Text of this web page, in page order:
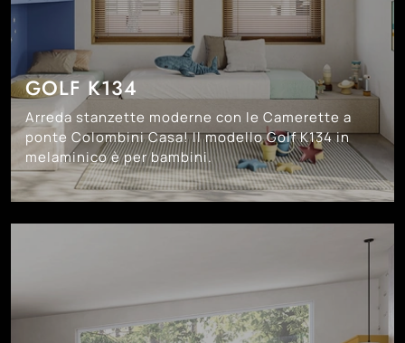
GOLF K134
Arreda stanzette moderne con le Camerette a
ponte Colombini Casa! Il modello Golf K134 in
melaminico è per bambini.